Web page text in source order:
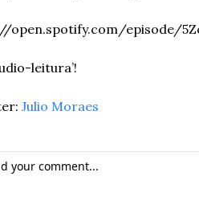
open.spotify.com/episode/
leitura’!
Julio Moraes